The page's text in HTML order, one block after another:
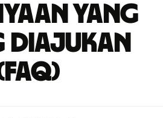
yang
Diajukan